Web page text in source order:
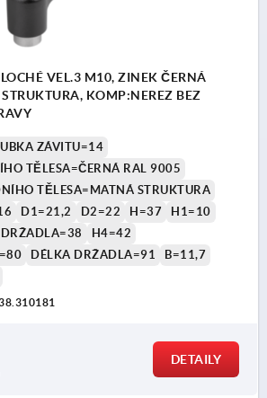
VEL.3 M10, ZINEK ČERNÁ
KOMP:NEREZ BEZ
ZÁVITU=14
TĚLESA=ČERNÁ RAL 9005
TĚLESA=MATNÁ STRUKTURA
D1=21,2 D2=22 H=37
H1=10
H4=42
DÉLKA DRŽADLA=91
B=11,7
DETAILY